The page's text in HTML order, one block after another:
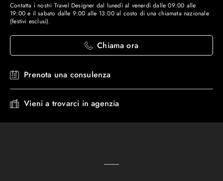
Contatta i nostri Travel Designer dal lunedì al venerdì dalle 09:00 alle
19:00 e il sabato dalle 9:00 alle 13:00 al costo di una chiamata nazionale
(festivi esclusi).
Chiama ora
Prenota una consulenza
Vieni a trovarci in agenzia